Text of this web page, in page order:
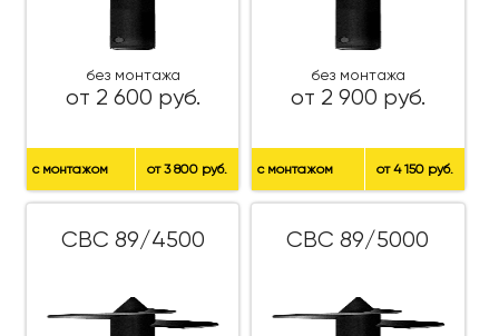
без монтажа
от 2 600 руб.
с монтажом от 3 800 руб.
без монтажа
от 2 900 руб.
с монтажом от 4 150 руб.
СВС 89/4500 СВС 89/5000